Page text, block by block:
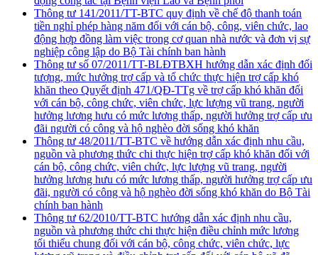
Thông tư 141/2011/TT-BTC quy định về chế độ thanh toán
tiền nghỉ phép hàng năm đối với cán bộ, công, viên chức, lao
động hợp đồng làm việc trong cơ quan nhà nước và đơn vị sự
nghiệp công lập do Bộ Tài chính ban hành
Thông tư số 07/2011/TT-BLĐTBXH hướng dẫn xác định đối
tượng, mức hưởng trợ cấp và tổ chức thực hiện trợ cấp khó
khăn theo Quyết định 471/QĐ-TTg về trợ cấp khó khăn đối
với cán bộ, công chức, viên chức, lực lượng vũ trang, người
hưởng lương hưu có mức lương thấp, người hưởng trợ cấp ưu
đãi người có công và hộ nghèo đời sống khó khăn
Thông tư 48/2011/TT-BTC về hướng dẫn xác định nhu cầu,
nguồn và phương thức chi thực hiện trợ cấp khó khăn đối với
cán bộ, công chức, viên chức, lực lượng vũ trang, người
hưởng lương hưu có mức lương thấp, người hưởng trợ cấp ưu
đãi, người có công và hộ nghèo đời sống khó khăn do Bộ Tài
chính ban hành
Thông tư 62/2010/TT-BTC hướng dẫn xác định nhu cầu,
nguồn và phương thức chi thực hiện điều chỉnh mức lương
tối thiểu chung đối với cán bộ, công chức, viên chức, lực